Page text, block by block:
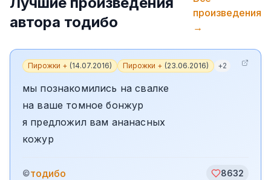
автора тодибо
произведения
→
Пирожки + (14.07.2016) Пирожки + (23.06.2016) +2
мы познакомились на свалке
на ваше томное бонжур
я предложил вам ананасных
кожур
©тодибо 8632